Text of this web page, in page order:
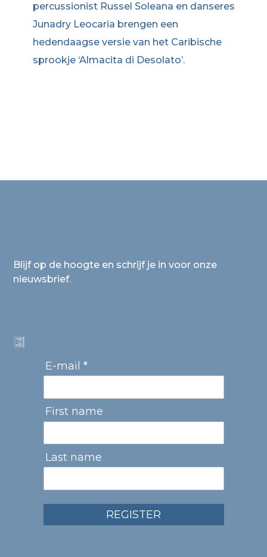
percussionist Russel Soleana en danseres
Junadry Leocaria brengen een
hedendaagse versie van het Caribische
sprookje ‘Almacita di Desolato’.
Blijf op de hoogte en schrijf je in voor onze
nieuwsbrief.
E-mail *
First name
Last name
REGISTER